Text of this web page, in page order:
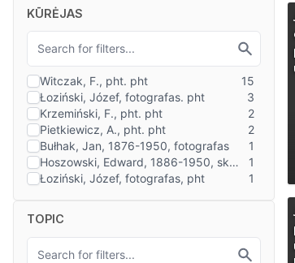
KŪRĖJAS
TOPIC